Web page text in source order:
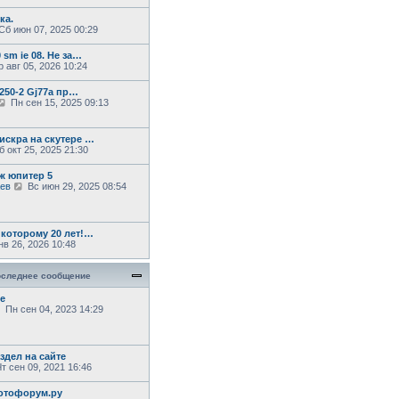
у
с
о
о
б
щ
е
н
июн 07, 2025 00:29
sm ie 08. Не за…
авг 05, 2026 10:24
2 Gj77a пр…
П
й
т
и
к
п
е
д
н
е
м
о
о
е
н
и
ю
Пн сен 15, 2025 09:13
на скутере …
окт 25, 2025 21:30
юпитер 5
П
т
и
к
о
е
е
м
у
Вс июн 29, 2025 08:54
20 лет!…
26, 2026 10:48
сообщение
П
т
и
к
п
Пн сен 04, 2023 14:29
на сайте
сен 09, 2021 16:46